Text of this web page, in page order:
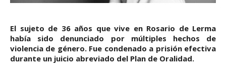
El sujeto de 36 años que vive en Rosario de Lerma
había sido denunciado por múltiples hechos de
violencia de género. Fue condenado a prisión efectiva
durante un juicio abreviado del Plan de Oralidad.